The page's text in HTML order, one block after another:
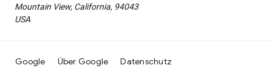
Mountain View, California, 94043
USA
Google Über Google Datenschutz